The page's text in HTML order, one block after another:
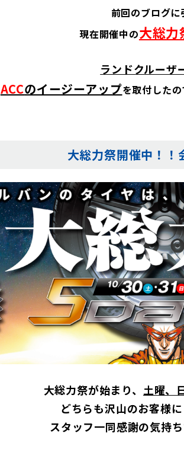
前回のブログに
現在開催中の大総力
ランドクルーザ
ACCのイージーアップを取付した
大総力祭開催中！！
大総力祭が始まり、 土曜、
どちらも沢山のお客様に
スタッフ一同感謝の気持